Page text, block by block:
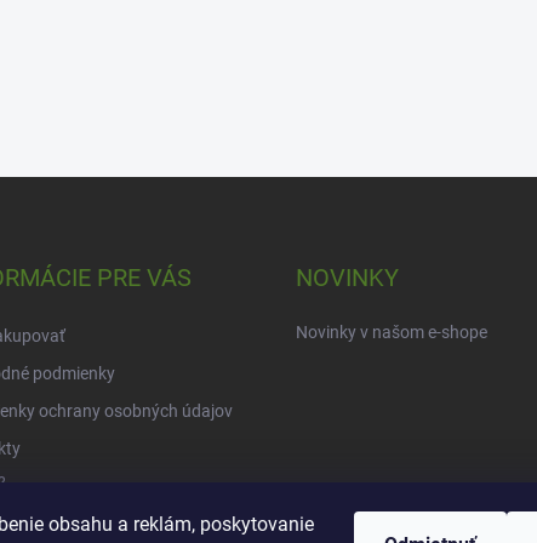
obsahu a reklám, poskytovanie
PRE VÁS
podmienky
ochrany osobných údajov
NOVINKY
Novinky v našom e-shope